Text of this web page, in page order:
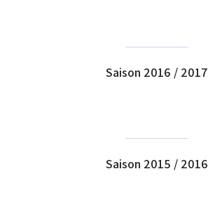
Saison 2016 / 2017
Saison 2015 / 2016